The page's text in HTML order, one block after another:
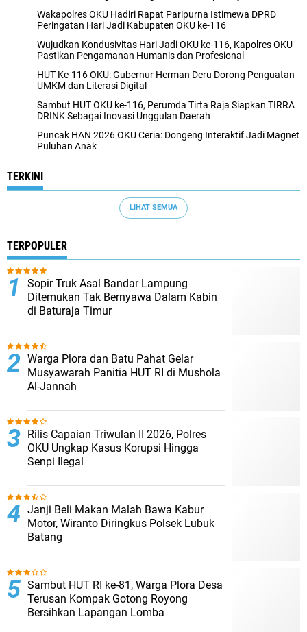
Wakapolres OKU Hadiri Rapat Paripurna Istimewa DPRD
Peringatan Hari Jadi Kabupaten OKU ke-116
Wujudkan Kondusivitas Hari Jadi OKU ke-116, Kapolres OKU
Pastikan Pengamanan Humanis dan Profesional
HUT Ke-116 OKU: Gubernur Herman Deru Dorong Penguatan
UMKM dan Literasi Digital
Sambut HUT OKU ke-116, Perumda Tirta Raja Siapkan TIRRA
DRINK Sebagai Inovasi Unggulan Daerah
Puncak HAN 2026 OKU Ceria: Dongeng Interaktif Jadi Magnet
Puluhan Anak
TERKINI
LIHAT SEMUA
TERPOPULER
Sopir Truk Asal Bandar Lampung
Ditemukan Tak Bernyawa Dalam Kabin
di Baturaja Timur
Warga Plora dan Batu Pahat Gelar
Musyawarah Panitia HUT RI di Mushola
Al-Jannah
Rilis Capaian Triwulan II 2026, Polres
OKU Ungkap Kasus Korupsi Hingga
Senpi Ilegal
Janji Beli Makan Malah Bawa Kabur
Motor, Wiranto Diringkus Polsek Lubuk
Batang
Sambut HUT RI ke-81, Warga Plora Desa
Terusan Kompak Gotong Royong
Bersihkan Lapangan Lomba